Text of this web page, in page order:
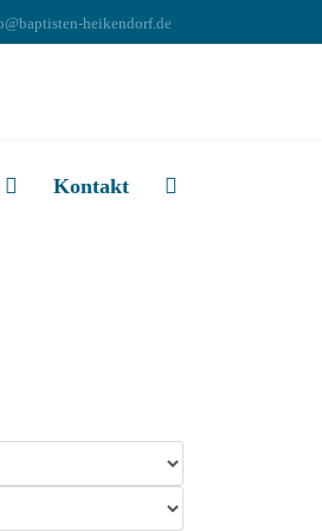
heikendorf.de
Kontakt